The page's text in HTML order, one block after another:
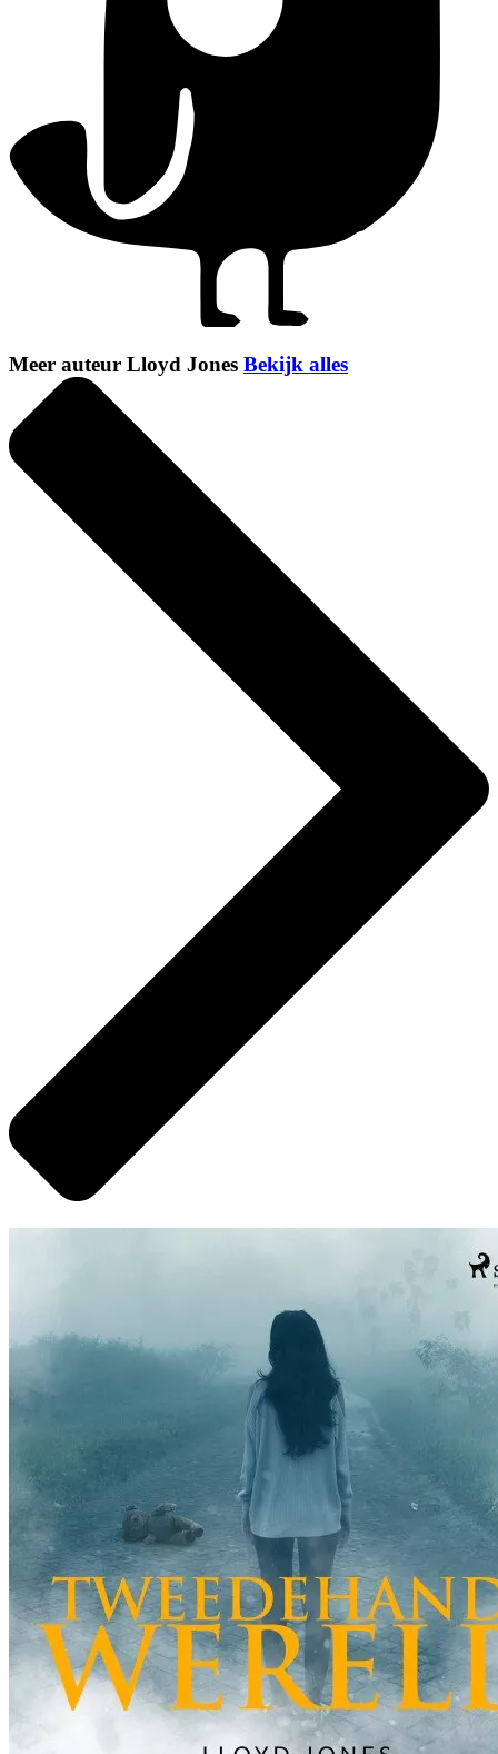
Meer auteur Lloyd Jones Bekijk alles